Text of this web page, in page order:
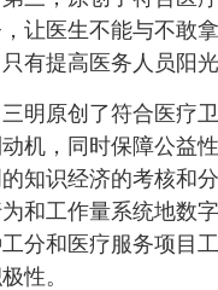
让医生不能与不敢
有提高医务人员阳
原创了符合医疗卫
机，同时保障公益
知识经济的考核和
和工作量系统地数
分和医疗服务项目
性。